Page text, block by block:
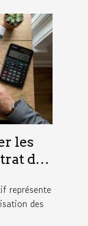
les
de
?
représente
des